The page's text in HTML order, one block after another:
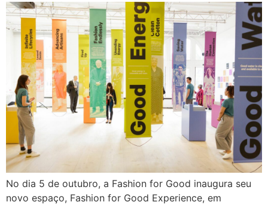
No dia 5 de outubro, a Fashion for Good inaugura seu
novo espaço, Fashion for Good Experience, em